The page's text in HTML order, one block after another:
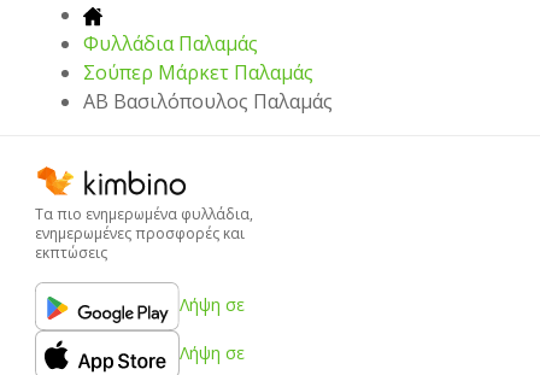
Φυλλάδια Παλαμάς
Σούπερ Μάρκετ Παλαμάς
ΑΒ Βασιλόπουλος Παλαμάς
Τα πιο ενημερωμένα φυλλάδια,
ενημερωμένες προσφορές και
εκπτώσεις
Λήψη σε
Λήψη σε